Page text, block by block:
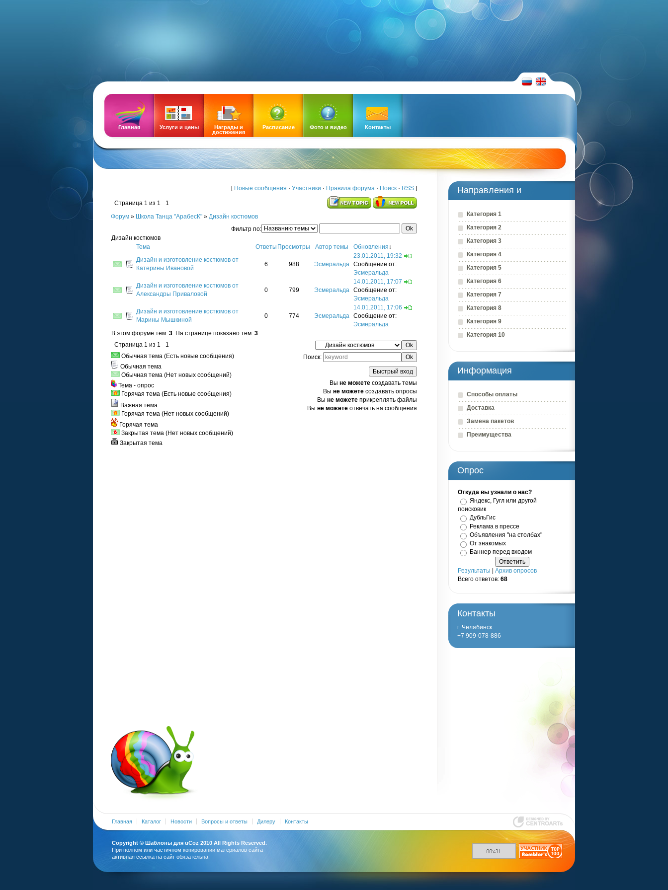
Главная Услуги и цены
Награды и
достижения
Расписание Фото и видео Контакты
[ Новые сообщения · Участники · Правила форума · Поиск · RSS ]
Страница 1 из 1
1
Форум » Школа Танца "АрабесК" » Дизайн костюмов
Фильтр по:
Дизайн костюмов
Тема
Ответы Просмотры Автор темы Обновления↓
Дизайн и изготовление костюмов от
Катерины Ивановой
6 988 Эсмеральда
23.01.2011, 19:32
Сообщение от:
Эсмеральда
Дизайн и изготовление костюмов от
Александры Приваловой
0 799 Эсмеральда
14.01.2011, 17:07
Сообщение от:
Эсмеральда
Дизайн и изготовление костюмов от
Марины Мышкиной
0 774 Эсмеральда
14.01.2011, 17:06
Сообщение от:
Эсмеральда
В этом форуме тем: 3. На странице показано тем: 3.
Страница 1 из 1
1
Обычная тема (Есть новые сообщения)
Обычная тема
Обычная тема (Нет новых сообщений)
Тема - опрос
Горячая тема (Есть новые сообщения)
Важная тема
Горячая тема (Нет новых сообщений)
Горячая тема
Закрытая тема (Нет новых сообщений)
Закрытая тема
Поиск:
Вы не можете создавать темы
Вы не можете создавать опросы
Вы не можете прикреплять файлы
Вы не можете отвечать на сообщения
Направления и
Категория 1
Категория 2
Категория 3
Категория 4
Категория 5
Категория 6
Категория 7
Категория 8
Категория 9
Категория 10
Информация
Способы оплаты
Доставка
Замена пакетов
Преимущества
Опрос
Откуда вы узнали о нас?
Яндекс, Гугл или другой
поисковик
ДубльГис
Реклама в прессе
Объявления "на столбах"
От знакомых
Баннер перед входом
Результаты | Архив опросов
Всего ответов: 68
Контакты
г. Челябинск
+7 909-078-886
Главная Каталог Новости Вопросы и ответы Дилеру Контакты
Шаблоны для
uCoz
Copyright © Шаблоны для uCoz 2010 All Rights Reserved.
При полном или частичном копировании материалов сайта
активная ссылка на сайт обязательна!